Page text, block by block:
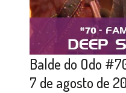
Balde do Odo
7 de agosto de